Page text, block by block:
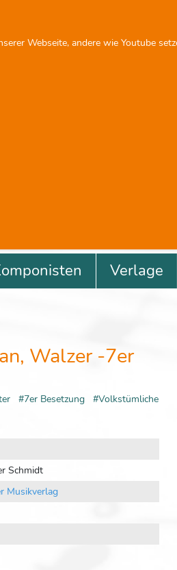
Webseite, andere wie Youtube
Verlage
Walzer -7er
#7er Besetzung #Volkstümliche
Schmidt
Musikverlag